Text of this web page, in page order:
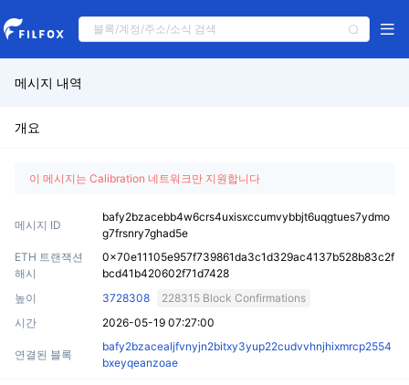
메시지 내역
개요
이 메시지는 Calibration 네트워크만 지원합니다
메시지 ID
bafy2bzacebb4w6crs4uxisxccumvybbjt6uqgtues7ydmo
g7frsnry7ghad5e
ETH 트랜잭션
해시
0x70e11105e957f739861da3c1d329ac4137b528b83c2f
bcd41b420602f71d7428
높이
3728308
228315 Block Confirmations
시간
2026-05-19 07:27:00
연결된 블록
bafy2bzacealjfvnyjn2bitxy3yup22cudvvhnjhixmrcp2554
bxeyqeanzoae